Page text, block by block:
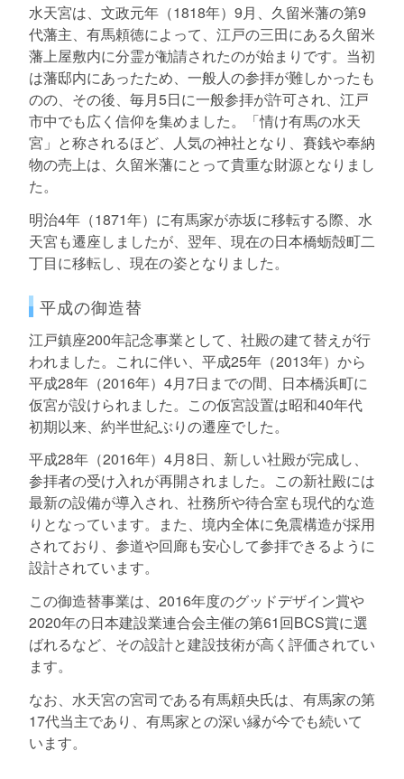
水天宮は、文政元年（1818年）9月、久留米藩の第9
代藩主、有馬頼徳によって、江戸の三田にある久留米
藩上屋敷内に分霊が勧請されたのが始まりです。当初
は藩邸内にあったため、一般人の参拝が難しかったも
のの、その後、毎月5日に一般参拝が許可され、江戸
市中でも広く信仰を集めました。「情け有馬の水天
宮」と称されるほど、人気の神社となり、賽銭や奉納
物の売上は、久留米藩にとって貴重な財源となりまし
た。
明治4年（1871年）に有馬家が赤坂に移転する際、水
天宮も遷座しましたが、翌年、現在の日本橋蛎殻町二
丁目に移転し、現在の姿となりました。
平成の御造替
江戸鎮座200年記念事業として、社殿の建て替えが行
われました。これに伴い、平成25年（2013年）から
平成28年（2016年）4月7日までの間、日本橋浜町に
仮宮が設けられました。この仮宮設置は昭和40年代
初期以来、約半世紀ぶりの遷座でした。
平成28年（2016年）4月8日、新しい社殿が完成し、
参拝者の受け入れが再開されました。この新社殿には
最新の設備が導入され、社務所や待合室も現代的な造
りとなっています。また、境内全体に免震構造が採用
されており、参道や回廊も安心して参拝できるように
設計されています。
この御造替事業は、2016年度のグッドデザイン賞や
2020年の日本建設業連合会主催の第61回BCS賞に選
ばれるなど、その設計と建設技術が高く評価されてい
ます。
なお、水天宮の宮司である有馬頼央氏は、有馬家の第
17代当主であり、有馬家との深い縁が今でも続いて
います。